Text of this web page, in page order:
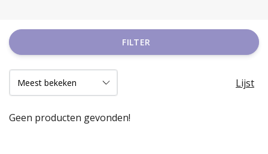
FILTER
Lijst
Geen producten gevonden!